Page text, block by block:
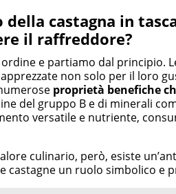
castagna in
il raffreddore?
e partiamo dal principio.
non solo per il loro
proprietà benefiche
del gruppo B e di minerali
versatile e nutriente,
culinario, però, esiste
castagne un ruolo simbolico e